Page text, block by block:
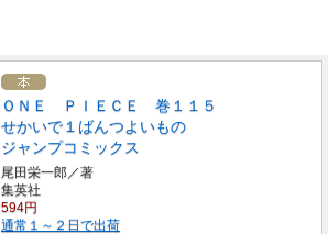
ＯＮＥ ＰＩＥＣＥ 巻１１５
せかいで１ばんつよいもの
ジャンプコミックス
尾田栄一郎／著
集英社
594円
通常１～２日で出荷